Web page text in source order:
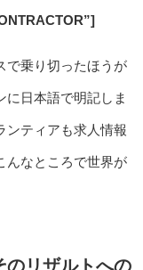
で乗り切ったほうが
に日本語で明記しま
ンティアも求人情報
なところで世界が
のリザルトへの